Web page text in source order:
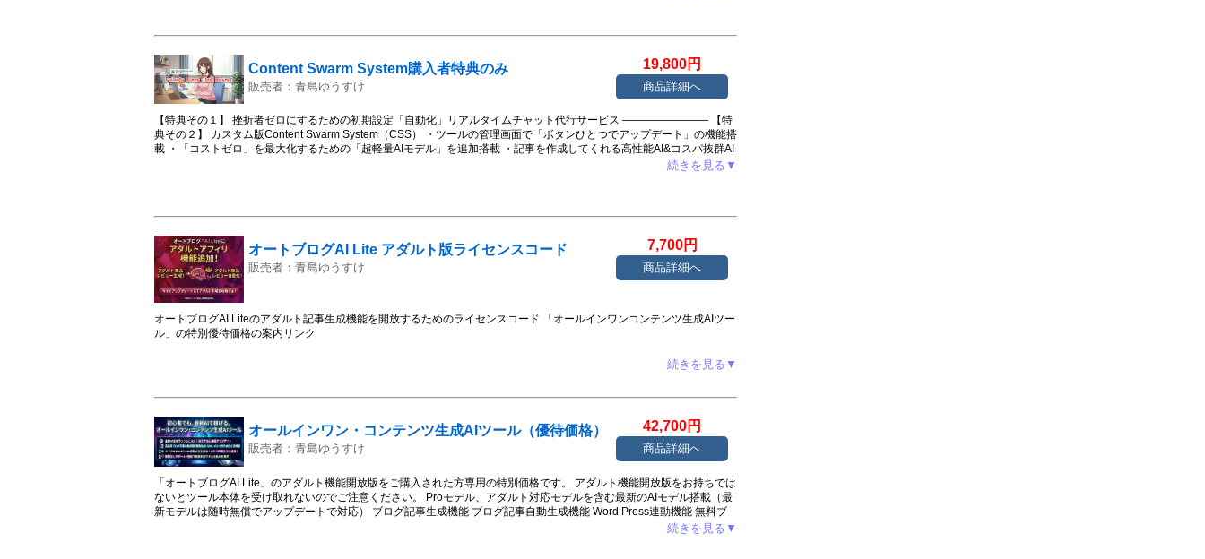
Content Swarm System購入者特典のみ
販売者：青島ゆうすけ
19,800円
商品詳細へ
【特典その１】 挫折者ゼロにするための初期設定「自動化」リアルタイムチャット代行サービス ―――――――― 【特
典その２】 カスタム版Content Swarm System（CSS） ・ツールの管理画面で「ボタンひとつでアップデート」の機能搭
載 ・「コストゼロ」を最大化するための「超軽量AIモデル」を追加搭載 ・記事を作成してくれる高性能AI&コスパ抜群AI
を合計6モデル追加搭載 ・「アダルト対応」の無規制AIモデル 合計9モデル搭載 ・ブログ記事の魅力を増して、アクセス
タム版の使用にはContent Swarm System本体情報が必要です。
続きを見る▼
オートブログAI Lite アダルト版ライセンスコード
販売者：青島ゆうすけ
7,700円
商品詳細へ
オートブログAI Liteのアダルト記事生成機能を開放するためのライセンスコード 「オールインワンコンテンツ生成AIツー
ル」の特別優待価格の案内リンク
続きを見る▼
オールインワン・コンテンツ生成AIツール（優待価格）
販売者：青島ゆうすけ
42,700円
商品詳細へ
「オートブログAI Lite」のアダルト機能開放版をご購入された方専用の特別価格です。 アダルト機能開放版をお持ちでは
ないとツール本体を受け取れないのでご注意ください。 Proモデル、アダルト対応モデルを含む最新のAIモデル搭載（最
新モデルは随時無償でアップデートで対応） ブログ記事生成機能 ブログ記事自動生成機能 Word Press連動機能 無料ブ
ログ向け記事生成機能 サムネイル画像生成機能 SNS投稿文作成機能 メルマガ本文作成機能 YouTube台本作成機能 楽天
続きを見る▼